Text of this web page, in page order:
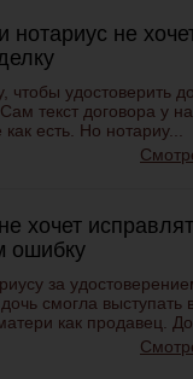
нотариус не
чтобы удостоверить
текст договора у
как есть. Но нотариу...
хочет
ошибку
за
смогла выступать
как продавец.